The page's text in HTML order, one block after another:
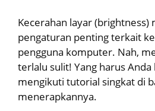
Kecerahan layar (brightness)
pengaturan penting terkait
pengguna komputer. Nah,
terlalu sulit! Yang harus Anda
mengikuti tutorial singkat di
menerapkannya.